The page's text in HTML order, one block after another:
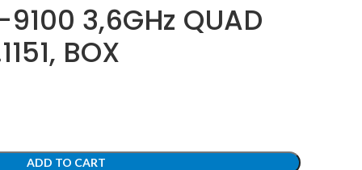
9100 3,6GHz QUAD
BOX
ADD TO CART